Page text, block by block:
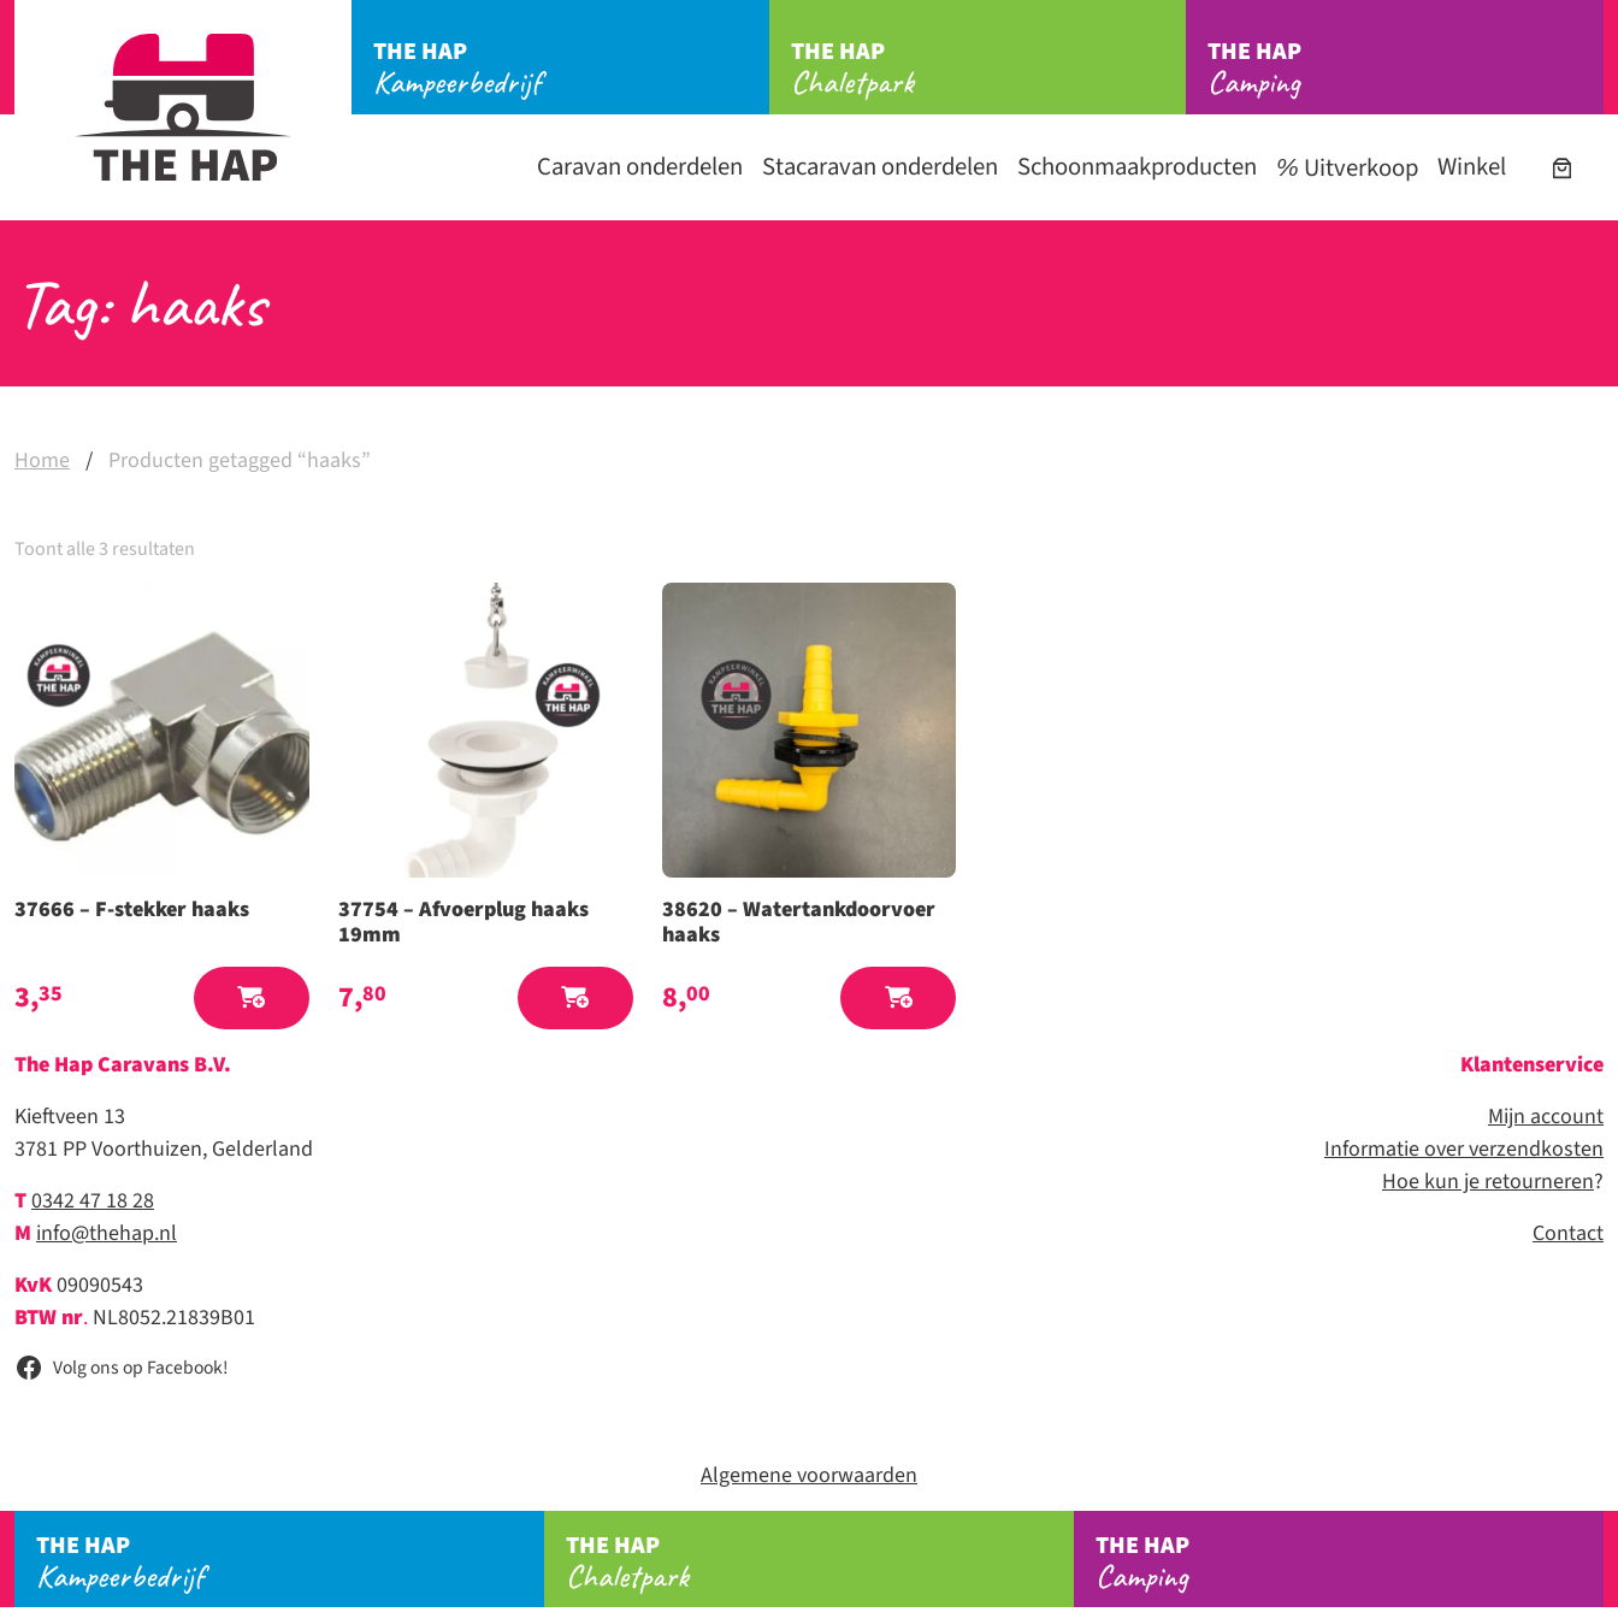
THE HAP
Kampeerbedrijf
THE HAP
Chaletpark
THE HAP
Camping
Caravan onderdelen Stacaravan onderdelen Schoonmaakproducten Uitverkoop Winkel
Tag: haaks
Home / Producten getagged “haaks”
Toont alle 3 resultaten
37666 – F-stekker haaks
3,35
37754 – Afvoerplug haaks
19mm
7,80
38620 – Watertankdoorvoer
haaks
8,00
The Hap Caravans B.V.
Kieftveen 13
3781 PP Voorthuizen, Gelderland
T0342 47 18 28
M info@thehap.nl
KvK09090543
BTW nr. NL8052.21839B01
Volg ons op Facebook!
Klantenservice
Mijn account
Informatie over verzendkosten
Hoe kun je retourneren?
Contact
Algemene voorwaarden
THE HAP
Kampeerbedrijf
THE HAP
Chaletpark
THE HAP
Camping